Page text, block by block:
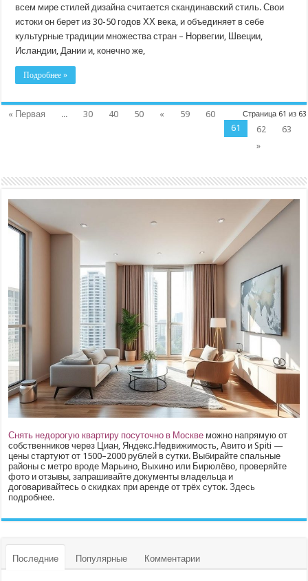
всем мире стилей дизайна считается скандинавский стиль. Свои
истоки он берет из 30-50 годов ХХ века, и объединяет в себе
культурные традиции множества стран – Норвегии, Швеции,
Исландии, Дании и, конечно же,
Подробнее »
Страница 61 из 63
« Первая ... 30 40 50 « 59
60
61
62
63
»
Снять недорогую квартиру посуточно в Москве можно напрямую от
собственников через Циан, Яндекс.Недвижимость, Авито и Spiti —
цены стартуют от 1500–2000 рублей в сутки. Выбирайте спальные
районы с метро вроде Марьино, Выхино или Бирюлёво, проверяйте
фото и отзывы, запрашивайте документы владельца и
договаривайтесь о скидках при аренде от трёх суток.Здесь
подробнее.
Последние Популярные Комментарии